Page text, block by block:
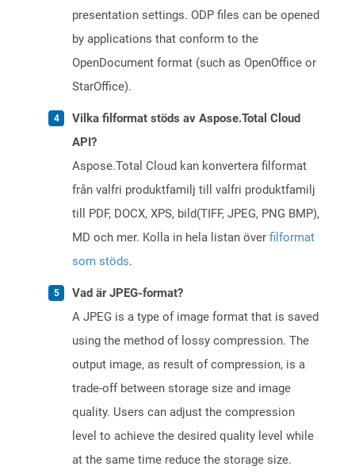
presentation settings. ODP files can be opened
by applications that conform to the
OpenDocument format (such as OpenOffice or
StarOffice).
Vilka filformat stöds av Aspose.Total Cloud
API?
Aspose.Total Cloud kan konvertera filformat
från valfri produktfamilj till valfri produktfamilj
till PDF, DOCX, XPS, bild(TIFF, JPEG, PNG BMP),
MD och mer. Kolla in hela listan över filformat
som stöds.
Vad är JPEG-format?
A JPEG is a type of image format that is saved
using the method of lossy compression. The
output image, as result of compression, is a
trade-off between storage size and image
quality. Users can adjust the compression
level to achieve the desired quality level while
at the same time reduce the storage size.